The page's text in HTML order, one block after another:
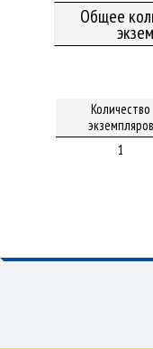
Общее
Количество
экземпляров
1